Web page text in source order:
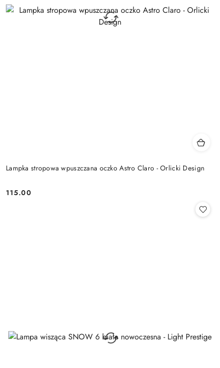
Lampka stropowa wpuszczana oczko Astro Claro - Orlicki Design
Cena:
115.00